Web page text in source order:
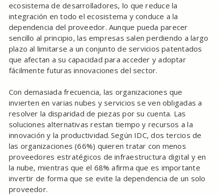
ecosistema de desarrolladores, lo que reduce la
integración en todo el ecosistema y conduce a la
dependencia del proveedor. Aunque pueda parecer
sencillo al principio, las empresas salen perdiendo a largo
plazo al limitarse a un conjunto de servicios patentados
que afectan a su capacidad para acceder y adoptar
fácilmente futuras innovaciones del sector.
Con demasiada frecuencia, las organizaciones que
invierten en varias nubes y servicios se ven obligadas a
resolver la disparidad de piezas por su cuenta. Las
soluciones alternativas restan tiempo y recursos a la
innovación y la productividad. Según IDC, dos tercios de
las organizaciones (66%) quieren tratar con menos
proveedores estratégicos de infraestructura digital y en
la nube, mientras que el 68% afirma que es importante
invertir de forma que se evite la dependencia de un solo
proveedor.